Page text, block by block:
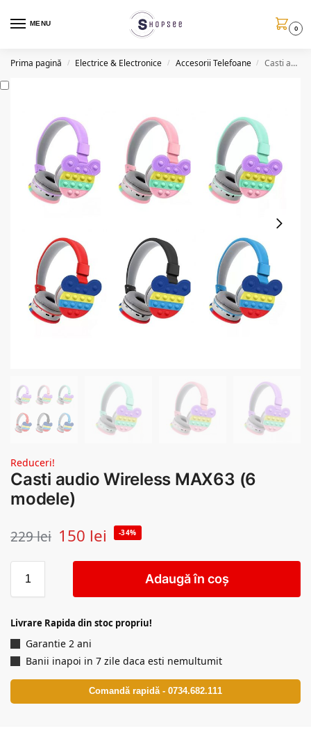
MENU
0
Prima pagină / Electrice & Electronice / Accesorii Telefoane / Casti audio Wireless MAX63 (6 modele)
Reduceri!
Casti audio Wireless MAX63 (6
modele)
229lei 150 lei -34%
Adaugă în coș
Livrare Rapida din stoc propriu!
Garantie 2 ani
Banii inapoi in 7 zile daca esti nemultumit
Comandă rapidă - 0734.682.111